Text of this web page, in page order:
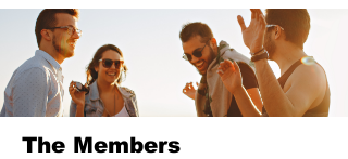
The Members